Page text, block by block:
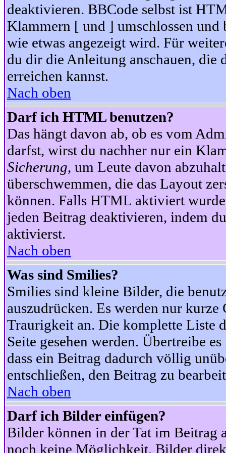
deaktivieren. BBCode selbst ist
Klammern [ und ] umschlossen
wie etwas angezeigt wird. Für
du dir die Anleitung anschauen, die
erreichen kannst.
Nach oben
Darf ich HTML benutzen?
Das hängt davon ab, ob es vom
darfst, wirst du nachher nur ein
Sicherung, um Leute davon
überschwemmen, die das Layout
können. Falls HTML aktiviert
jeden Beitrag deaktivieren, indem
aktivierst.
Nach oben
Was sind Smilies?
Smilies sind kleine Bilder, die
auszudrücken. Es werden nur
Traurigkeit an. Die komplette Liste
Seite gesehen werden. Übertreibe
dass ein Beitrag dadurch völlig
entschließen, den Beitrag zu
Nach oben
Darf ich Bilder einfügen?
Bilder können in der Tat im Beitrag
noch keine Möglichkeit, Bilder